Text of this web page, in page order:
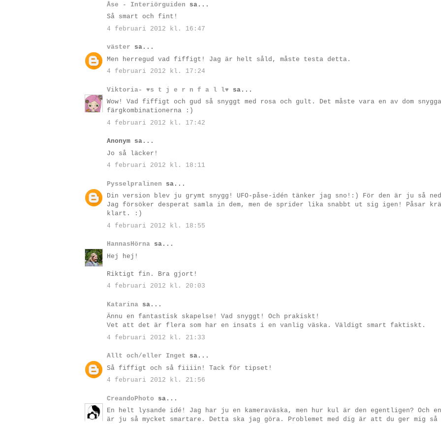
Åse - Interiörguiden sa...
Så smart och fint!
4 februari 2012 kl. 16:47
väster sa...
Men herregud vad fiffigt! Jag är helt såld, måste testa detta.
4 februari 2012 kl. 17:24
Viktoria- ♥s t j e r n f a l l♥ sa...
Wow! Vad fiffigt och gud så snyggt med rosa och gult. Det måste vara en av dom
färgkombinationerna :)
4 februari 2012 kl. 17:42
Anonym sa...
Jo så läcker!
4 februari 2012 kl. 18:11
Pysselpralinen sa...
Din version blev ju grymt snygg! UFO-påse-idén tänker jag sno!:) För den är ju så
Jag försöker desperat samla in dem, men de sprider lika snabbt ut sig igen! Påsar
klart. :)
4 februari 2012 kl. 18:55
HannasHörna sa...
Hej hej!
Riktigt fin. Bra gjort!
4 februari 2012 kl. 20:03
Katarina sa...
Ännu en fantastisk skapelse! Vad snyggt! Och prakiskt!
Vet att det är flera som har en insats i en vanlig väska. Väldigt smart faktiskt.
4 februari 2012 kl. 21:33
Allt och/eller Inget sa...
Så fiffigt och så fiiiin! Tack för tipset!
4 februari 2012 kl. 21:56
CreandoPhoto sa...
En helt lysande idé! Jag har ju en kameraväska, men hur kul är den egentligen? Och
är ju så mycket smartare. Detta ska jag göra. Problemet med dig är att du ger mig så